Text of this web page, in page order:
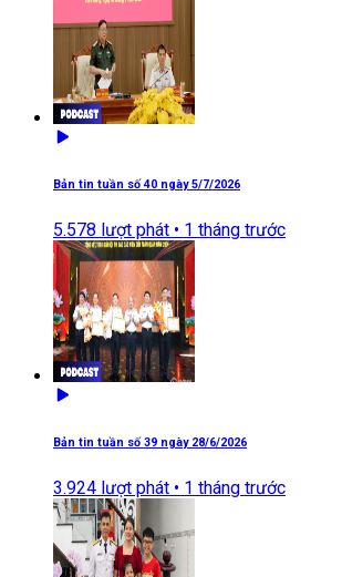
Bản tin tuần số 40 ngày 5/7/2026
5.578 lượt phát • 1 tháng trước
Bản tin tuần số 39 ngày 28/6/2026
3.924 lượt phát • 1 tháng trước